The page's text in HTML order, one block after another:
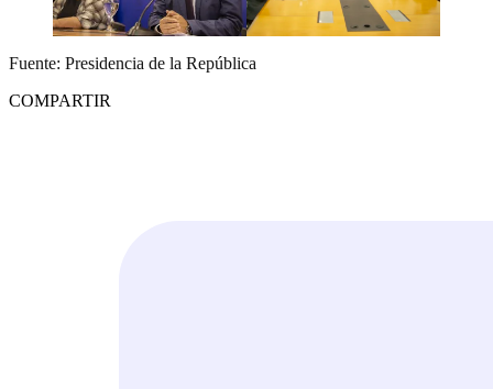
Fuente: Presidencia de la República
COMPARTIR